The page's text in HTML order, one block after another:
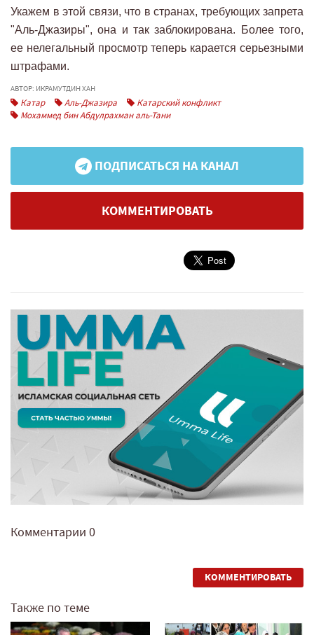
Укажем в этой связи, что в странах, требующих запрета
"Аль-Джазиры", она и так заблокирована. Более того,
ее нелегальный просмотр теперь карается серьезными
штрафами.
АВТОР: ИКРАМУТДИН ХАН
Катар Аль-Джазира
Катарский конфликт
Мохаммед бин Абдулрахман аль-Тани
ПОДПИСАТЬСЯ НА КАНАЛ
КОММЕНТИРОВАТЬ
Комментарии 0
КОММЕНТИРОВАТЬ
Также по теме